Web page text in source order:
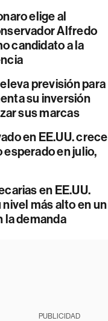
elige al
Alfredo
candidato a la
previsión para
su inversión
sus marcas
en EE.UU. crece
esperado en julio,
en EE.UU.
más alto en un
la demanda
PUBLICIDAD